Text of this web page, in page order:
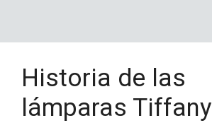
Historia de las
lámparas Tiffany